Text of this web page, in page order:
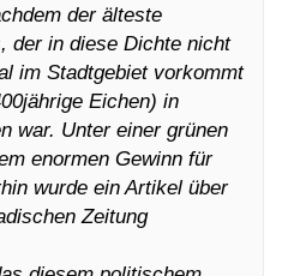
der älteste
der in diese Dichte nicht
im Stadtgebiet vorkommt
Eichen) in
war. Unter einer grünen
enormen Gewinn für
wurde ein Artikel über
Zeitung